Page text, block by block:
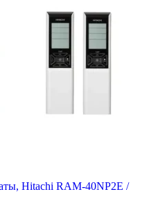
Hitachi RAM-40NP2E /